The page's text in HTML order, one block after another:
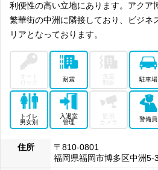
利便性の高い立地にあります。アクア
繁華街の中洲に隣接しており、ビジネ
リアとなっております。
耐震 駐車場
トイレ
男女別
入退室
管理
カメラ
警備員
住所
〒810-0801
福岡県福岡市博多区中洲5-